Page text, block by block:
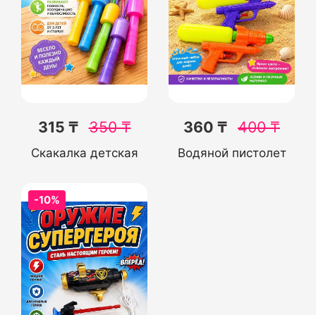
315 ₸ 350₸
Скакалка детская
360 ₸ 400₸
Водяной пистолет
-10%